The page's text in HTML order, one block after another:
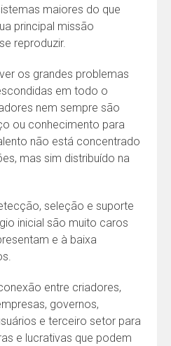
maiores do que
principal missão
reproduzir.
os grandes problemas
em todo o
nem sempre são
ou conhecimento para
não está concentrado
mas sim distribuído na
seleção e suporte
inicial são muito caros
e à baixa
entre criadores,
governos,
e terceiro setor para
e lucrativas que podem